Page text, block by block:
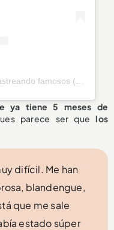
ya tiene 5 meses de
parece ser quelos
difícil. Me han
blandengue,
que me sale
estado súper